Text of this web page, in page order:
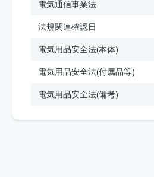
電気通信事業法
法規関連確認日
電気用品安全法(本体)
電気用品安全法(付属品等)
電気用品安全法(備考)